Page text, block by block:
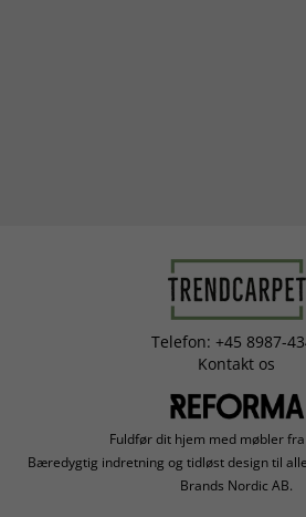
Telefon: +45 8987-
Kontakt os
Fuldfør dit hjem med møbler
Bæredygtig indretning og tidløst design til
Brands Nordic AB.